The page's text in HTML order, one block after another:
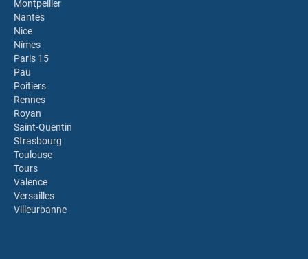
Montpellier
Nantes
Nice
Nîmes
Paris 15
Pau
Poitiers
Rennes
Royan
Saint-Quentin
Strasbourg
Toulouse
Tours
Valence
Versailles
Villeurbanne